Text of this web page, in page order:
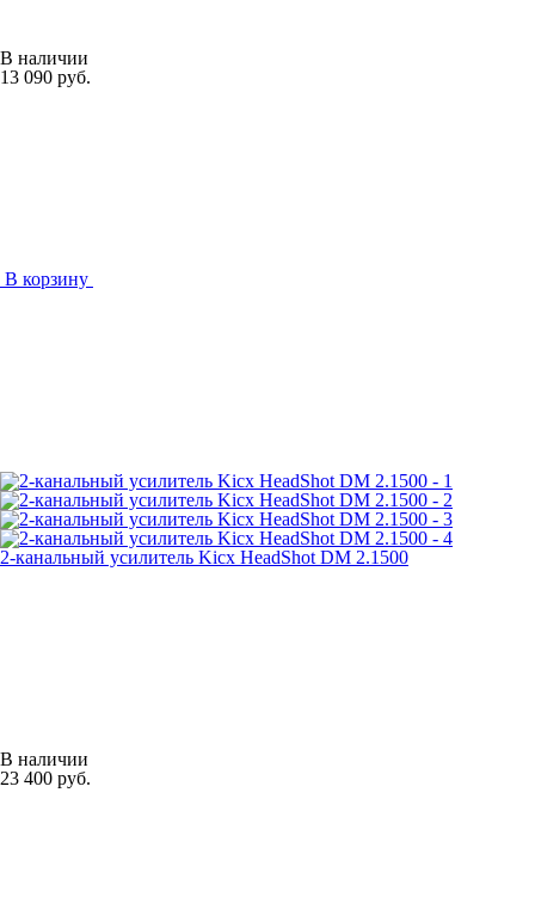
В наличии
13 090 руб.
В корзину
2-канальный усилитель Kicx HeadShot DM 2.1500
В наличии
23 400 руб.